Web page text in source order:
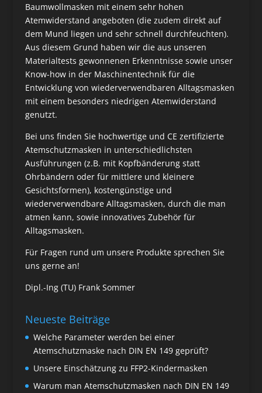
Baumwollmasken mit einem sehr hohen
Atemwiderstand angeboten (die zudem direkt auf
dem Mund liegen und sehr schnell durchfeuchten).
Aus diesem Grund haben wir die aus unseren
Materialtests gewonnenen Erkenntnisse sowie unser
Know-how in der Maschinentechnik für die
Entwicklung von wiederverwendbaren Alltagsmasken
mit einem besonders niedrigen Atemwiderstand
genutzt.
Bei uns finden Sie hochwertige und CE zertifizierte
Atemschutzmasken in unterschiedlichsten
Ausführungen (z.B. mit Kopfbänderung statt
Ohrbändern oder für mittlere und kleinere
Gesichtsformen), kostengünstige und
wiederverwendbare Alltagsmasken, durch die man
atmen kann, sowie innovatives Zubehör für
Alltagsmasken.
Für Fragen rund um unsere Produkte sprechen Sie
uns gerne an!
Dipl.-Ing (TU) Frank Sommer
Neueste Beiträge
Welche Parameter werden bei einer
Atemschutzmaske nach DIN EN 149 geprüft?
Unsere Einschätzung zu FFP2-Kindermasken
Warum man Atemschutzmasken nach DIN EN 149